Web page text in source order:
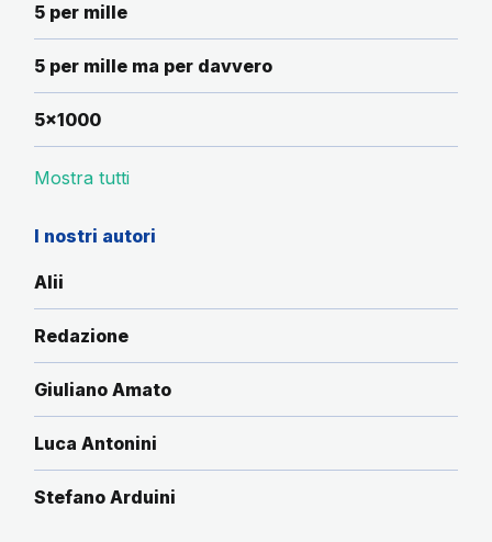
5 per mille
5 per mille ma per davvero
5x1000
Mostra tutti
I nostri autori
Alii
Redazione
Giuliano Amato
Luca Antonini
Stefano Arduini